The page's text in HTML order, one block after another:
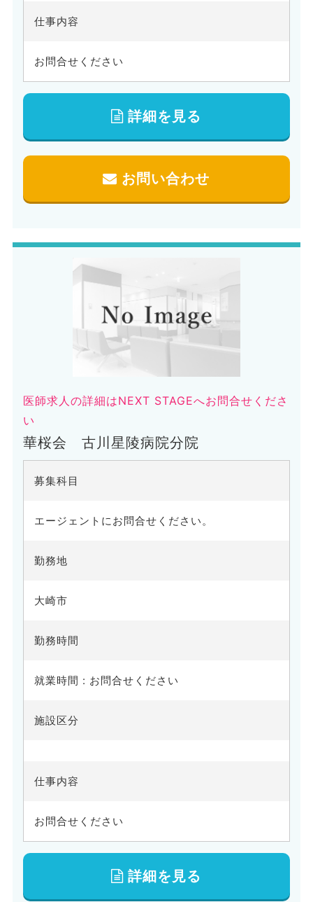
仕事内容
お問合せください
詳細を見る
お問い合わせ
医師求人の詳細はNEXT STAGEへお問合せくださ
い
華桜会 古川星陵病院分院
募集科目
エージェントにお問合せください。
勤務地
大崎市
勤務時間
就業時間 : お問合せください
施設区分
仕事内容
お問合せください
詳細を見る